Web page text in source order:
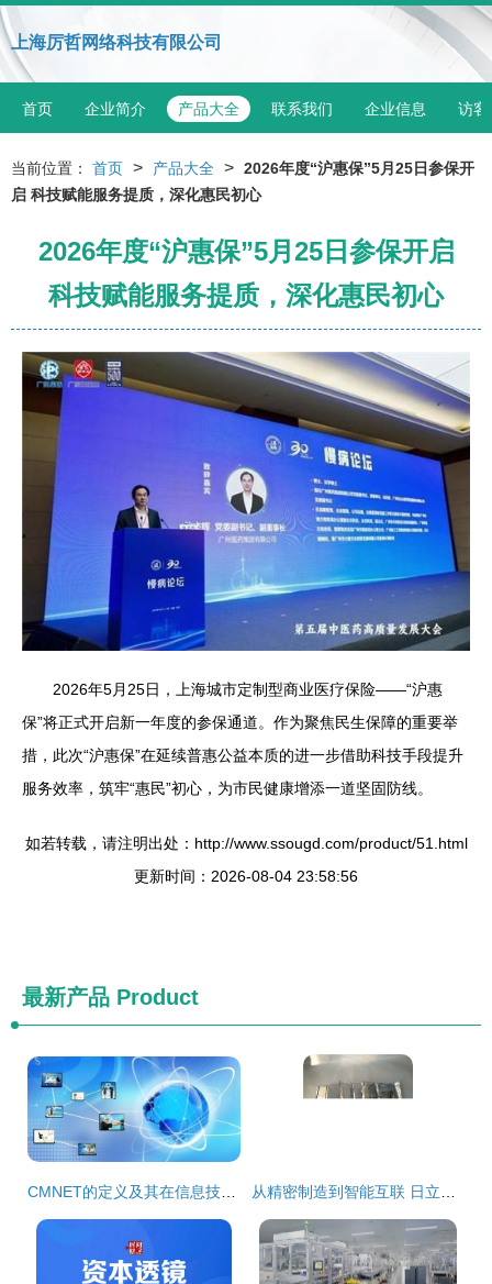
上海厉哲网络科技有限公司
首页 企业简介 产品大全 联系我们 企业信息 访客
当前位置： 首页 > 产品大全 > 2026年度“沪惠保”5月25日参保开
启 科技赋能服务提质，深化惠民初心
2026年度“沪惠保”5月25日参保开启
科技赋能服务提质，深化惠民初心
2026年5月25日，上海城市定制型商业医疗保险——“沪惠
保”将正式开启新一年度的参保通道。作为聚焦民生保障的重要举
措，此次“沪惠保”在延续普惠公益本质的进一步借助科技手段提升
服务效率，筑牢“惠民”初心，为市民健康增添一道坚固防线。
如若转载，请注明出处：http://www.ssougd.com/product/51.html
更新时间：2026-08-04 23:58:56
最新产品 Product